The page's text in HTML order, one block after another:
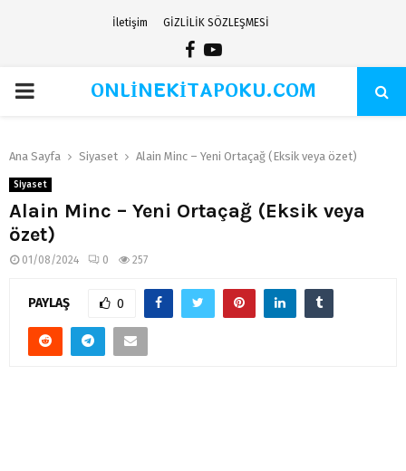
İletişim GİZLİLİK SÖZLEŞMESİ
Facebook
Youtube
PRIMARYONLİNEKİTAPOKU.COM
Ana Sayfa Siyaset Alain Minc – Yeni Ortaçağ (Eksik veya özet)
Siyaset
Alain Minc – Yeni Ortaçağ (Eksik veya
özet)
01/08/2024 0 257
PAYLAŞ 0